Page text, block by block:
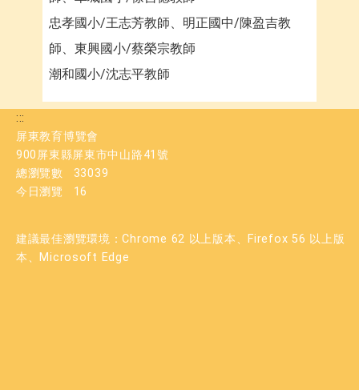
忠孝國小/王志芳教師、明正國中/陳盈吉教
師、東興國小/蔡榮宗教師
潮和國小/沈志平教師
:::
屏東教育博覽會
900屏東縣屏東市中山路41號
總瀏覽數
33039
今日瀏覽
16
建議最佳瀏覽環境：Chrome 62 以上版本、Firefox 56 以上版
本、Microsoft Edge